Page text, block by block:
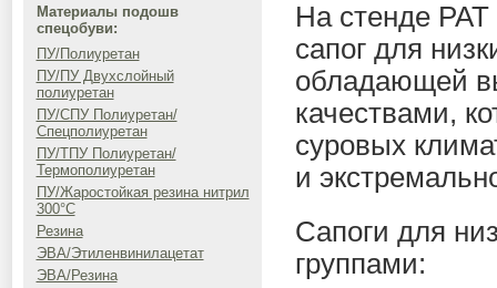
Материалы подошв
спецобуви:
ПУ/Полиуретан
ПУ/ПУ Двухслойный
полиуретан
ПУ/СПУ Полиуретан/
Спецполиуретан
ПУ/ТПУ Полиуретан/
Термополиуретан
ПУ/Жаростойкая резина нитрил
300°C
Резина
ЭВА/Этиленвинилацетат
ЭВА/Резина
На стенде РАТ
сапог для
обладающей
качествами,
суровых
и
Сапоги для
группами: